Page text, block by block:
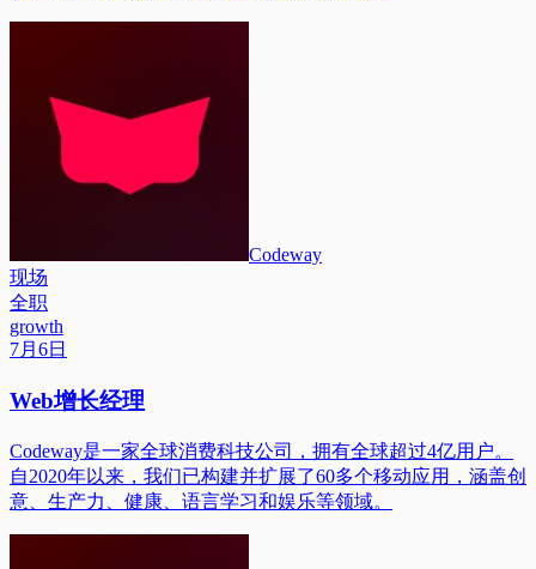
Codeway
现场
全职
growth
7月6日
Web增长经理
Codeway是一家全球消费科技公司，拥有全球超过4亿用户。
自2020年以来，我们已构建并扩展了60多个移动应用，涵盖创
意、生产力、健康、语言学习和娱乐等领域。